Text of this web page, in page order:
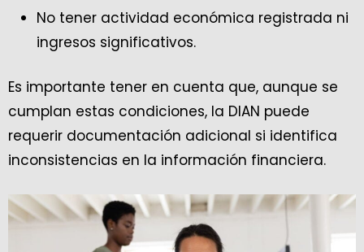
No tener actividad económica registrada ni
ingresos significativos.
Es importante tener en cuenta que, aunque se
cumplan estas condiciones, la DIAN puede
requerir documentación adicional si identifica
inconsistencias en la información financiera.